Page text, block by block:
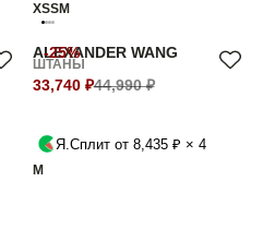
XSSM
-25%
ALEXANDER WANG
ШТАНЫ
33,740 ₽44,990 ₽
Я.Сплит от 8,435 ₽ × 4
M